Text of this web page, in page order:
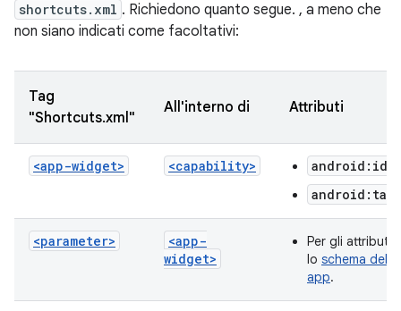
shortcuts.xml . Richiedono quanto segue. , a meno che
non siano indicati come facoltativi:
Tag
"Shortcuts.xml"
All'interno di Attributi
<app-widget> <capability>
<parameter>
<app-
widget>
Per gli attributi,
lo schema
app.